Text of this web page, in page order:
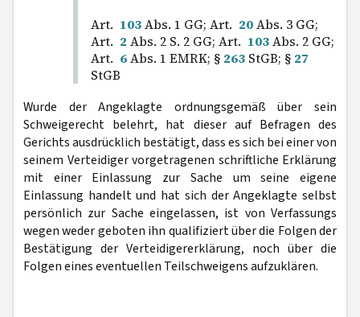
Art. 103Abs. 1 GG; Art. 20Abs. 3 GG;
Art. 2 Abs. 2 S. 2 GG; Art. 103Abs. 2 GG;
Art. 6Abs. 1 EMRK; § 263 StGB; § 27
StGB
Wurde der Angeklagte ordnungsgemäß über sein
Schweigerecht belehrt, hat dieser auf Befragen des
Gerichts ausdrücklich bestätigt, dass es sich bei einer von
seinem Verteidiger vorgetragenen schriftliche Erklärung
mit einer Einlassung zur Sache um seine eigene
Einlassung handelt und hat sich der Angeklagte selbst
persönlich zur Sache eingelassen, ist von Verfassungs
wegen weder geboten ihn qualifiziert über die Folgen der
Bestätigung der Verteidigererklärung, noch über die
Folgen eines eventuellen Teilschweigens aufzuklären.